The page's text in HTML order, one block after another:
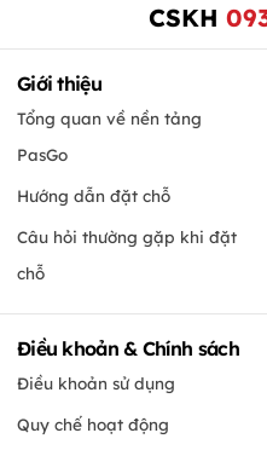
CSKH
Giới thiệu
Tổng quan về nền tảng
PasGo
Hướng dẫn đặt chỗ
Câu hỏi thường gặp khi đặt
chỗ
Điều khoản & Chính sách
Điều khoản sử dụng
Quy chế hoạt động